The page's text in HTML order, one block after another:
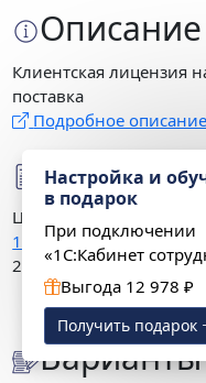
Описание
Клиентская лицензия
поставка
Подробное описание
Может
Цена, руб.
1С:УНФ 8. Полиграфия
207 900руб.
Добавить в корзину
Варианты
Настройка и
в подарок
При подключении
«1С:Кабинет
Выгода 12 978 ₽
Получить подарок